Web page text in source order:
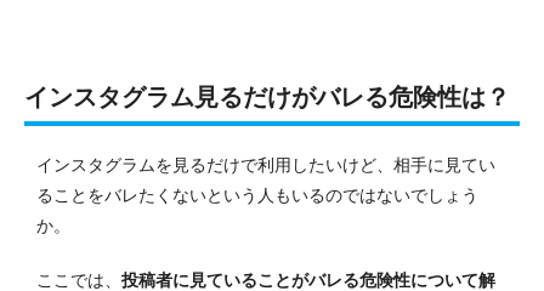
インスタグラム見るだけがバレる危険性は？
インスタグラムを見るだけで利用したいけど、相手に見てい
ることをバレたくないという人もいるのではないでしょう
か。
ここでは、 投稿者に見ていることがバレる危険性について解